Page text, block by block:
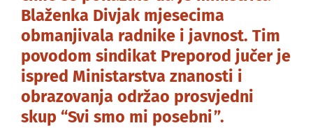
Blaženka Divjak mjesecima
obmanjivala radnike i javnost. Tim
povodom sindikat Preporod jučer je
ispred Ministarstva znanosti i
obrazovanja održao prosvjedni
skup “Svi smo mi posebni”.